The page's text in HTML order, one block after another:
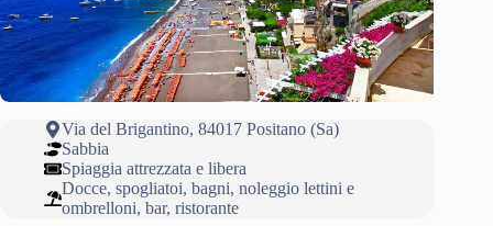
Via del Brigantino, 84017 Positano (Sa)
Sabbia
Spiaggia attrezzata e libera
Docce, spogliatoi, bagni, noleggio lettini e
ombrelloni, bar, ristorante